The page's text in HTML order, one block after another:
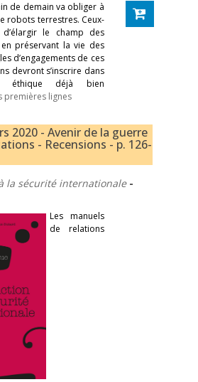
de demain va obliger à
robots terrestres. Ceux-
le champ des
préservant la vie des
d’engagements de ces
devront s’inscrire dans
éthique déjà bien
premières lignes
2020 - Avenir de la guerre
- Recensions - p. 126-
la sécurité internationale -
Les manuels
de relations